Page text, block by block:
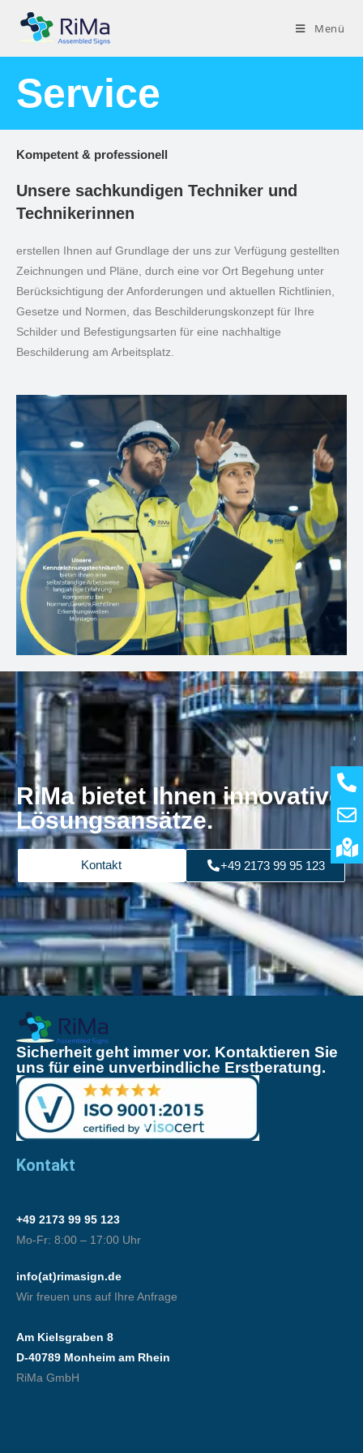
Menü
Service
Kompetent & professionell
Unsere sachkundigen Techniker und
Technikerinnen
erstellen Ihnen auf Grundlage der uns zur Verfügung gestellten
Zeichnungen und Pläne, durch eine vor Ort Begehung unter
Berücksichtigung der Anforderungen und aktuellen Richtlinien,
Gesetze und Normen, das Beschilderungskonzept für Ihre
Schilder und Befestigungsarten für eine nachhaltige
Beschilderung am Arbeitsplatz.
RiMa bietet Ihnen innovative
Lösungsansätze.
Kontakt +49 2173 99 95 123
Sicherheit geht immer vor. Kontaktieren Sie
uns für eine unverbindliche Erstberatung.
Kontakt
+49 2173 99 95 123
Mo-Fr: 8:00 – 17:00 Uhr
info(at)rimasign.de​
Wir freuen uns auf Ihre Anfrage
Am Kielsgraben 8 ​
D-40789 Monheim am Rhein
RiMa GmbH